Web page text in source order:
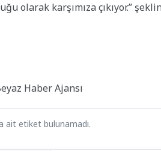
olarak karşımıza çıkıyor.”
Haber Ajansı
ait etiket bulunamadı.